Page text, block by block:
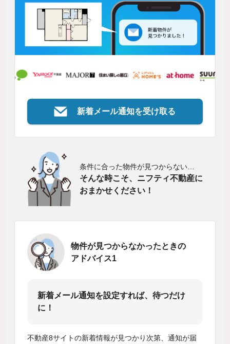
新着メール通知を受け取る
条件に合った物件が見つからない…
そんな時こそ、ニフティ不動産に
おまかせください！
物件が見つからなかったときの
アドバイス1
新着メール通知を設定すれば、待つだけ
に！
不動産8サイトの新着情報が見つかり次第、通知が届